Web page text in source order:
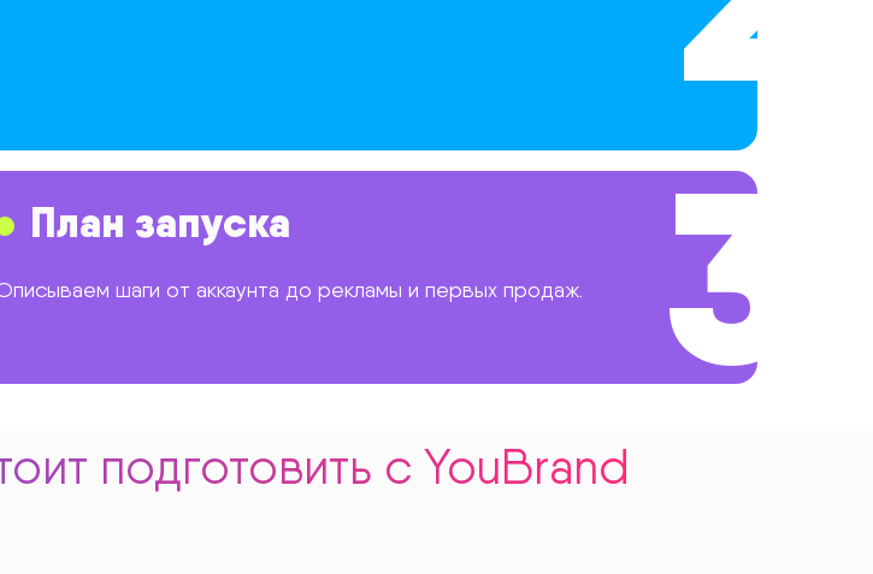
3
шаги от аккаунта до рекламы и первых продаж.
План запуска
подготовить с YouBrand